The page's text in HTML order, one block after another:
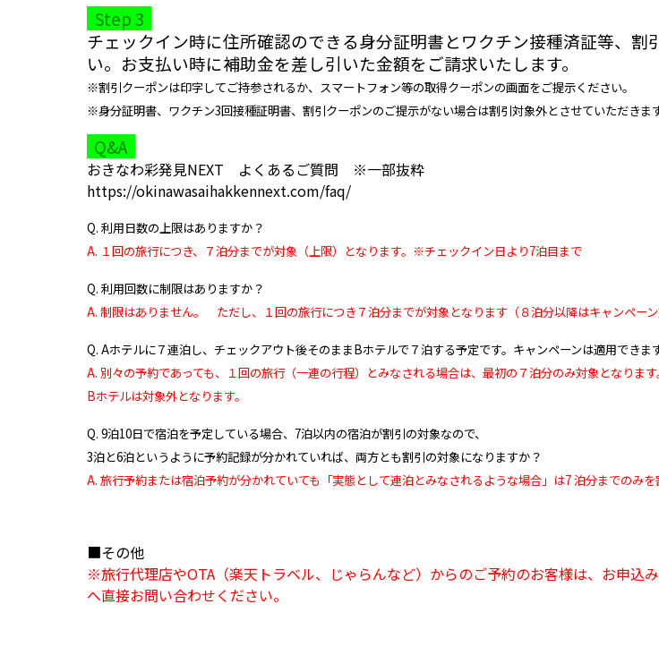
Step 3
チェックイン時に住所確認のできる身分証明書とワクチン接種済証等、割
い。お支払い時に補助金を差し引いた金額をご請求いたします。
※割引クーポンは印字してご持参されるか、スマートフォン等の取得クーポンの画面をご提示ください。
※身分証明書、ワクチン3回接種証明書、割引クーポンのご提示がない場合は割引対象外とさせていただきます
Q&A
おきなわ彩発見NEXT よくあるご質問 ※一部抜粋
https://okinawasaihakkennext.com/faq/
Q. 利用日数の上限はありますか？
A. １回の旅行につき、７泊分までが対象（上限）となります。 ※チェックイン日より7泊目まで
Q. 利用回数に制限はありますか？
A. 制限はありません。 ただし、１回の旅行につき７泊分までが対象となります（８泊分以降はキャンペーン
Q. Aホテルに７連泊し、チェックアウト後そのままBホテルで７泊する予定です。キャンペーンは適用できま
A. 別々の予約であっても、１回の旅行（一連の行程）とみなされる場合は、最初の７泊分のみ対象となりま
Bホテルは対象外となります。
Q. 9泊10日で宿泊を予定している場合、7泊以内の宿泊が割引の対象なので、
3泊と6泊というように予約記録が分かれていれば、両方とも割引の対象になりますか？
A. 旅行予約または宿泊予約が分かれていても「実態として連泊とみなされるような場合」は7 泊分までのみを
■その他
※旅行代理店やOTA（楽天トラベル、じゃらんなど）からのご予約のお客様は、お申込
へ直接お問い合わせください。